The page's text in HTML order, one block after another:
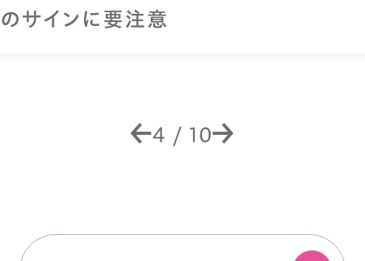
のサインに要注意
4 / 10